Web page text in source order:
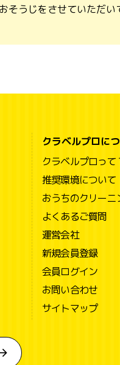
うじをさせていただい
クラベルプロに
クラベルプロって
推奨環境について
おうちのクリーニ
よくあるご質問
運営会社
新規会員登録
会員ログイン
お問い合わせ
サイトマップ